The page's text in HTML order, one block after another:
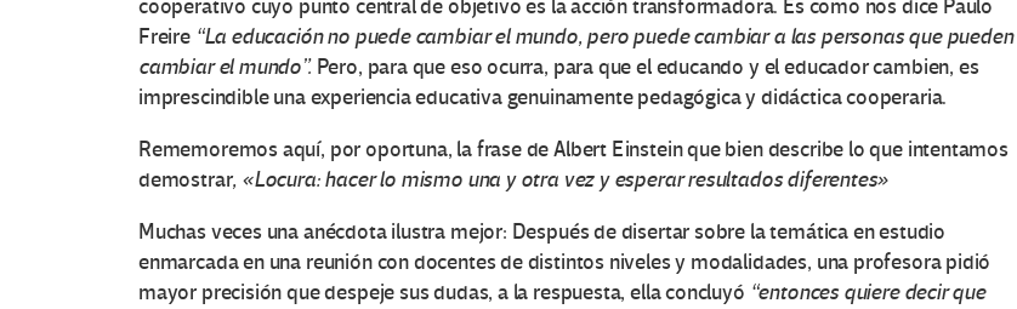
cooperativo cuyo punto central de objetivo es la acción transformadora. Es como nos dice Paulo
Freire “La educación no puede cambiar el mundo, pero puede cambiar a las personas que pueden
cambiar el mundo”. Pero, para que eso ocurra, para que el educando y el educador cambien, es
imprescindible una experiencia educativa genuinamente pedagógica y didáctica cooperaria.
Rememoremos aquí, por oportuna, la frase de Albert Einstein que bien describe lo que intentamos
demostrar, «Locura: hacer lo mismo una y otra vez y esperar resultados diferentes»
Muchas veces una anécdota ilustra mejor: Después de disertar sobre la temática en estudio
enmarcada en una reunión con docentes de distintos niveles y modalidades, una profesora pidió
mayor precisión que despeje sus dudas, a la respuesta, ella concluyó “entonces quiere decir que